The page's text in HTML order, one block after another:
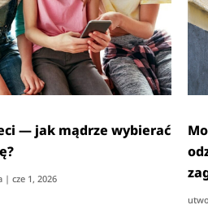
— jak mądrze wybierać
|cze 1, 2026